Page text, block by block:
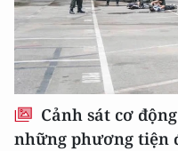
Cảnh sát cơ
những phương tiện